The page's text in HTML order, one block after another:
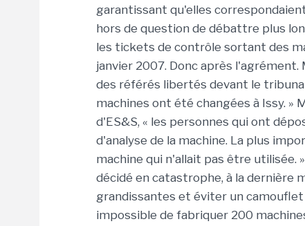
garantissant qu'elles
hors de question de débattre plus
les tickets de contrôle sortant des
janvier 2007. Donc après
des référés libertés devant le
machines ont été changées à Issy.
d'ES&S, « les personnes qui ont
d'analyse de la machine. La plus
machine qui n'allait pas être utilisée.
décidé en catastrophe, à la dernière
grandissantes et éviter un
impossible de fabriquer 200